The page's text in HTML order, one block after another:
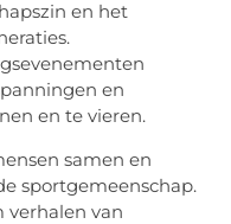
en het
en
en te vieren.
samen en
sportgemeenschap.
verhalen van